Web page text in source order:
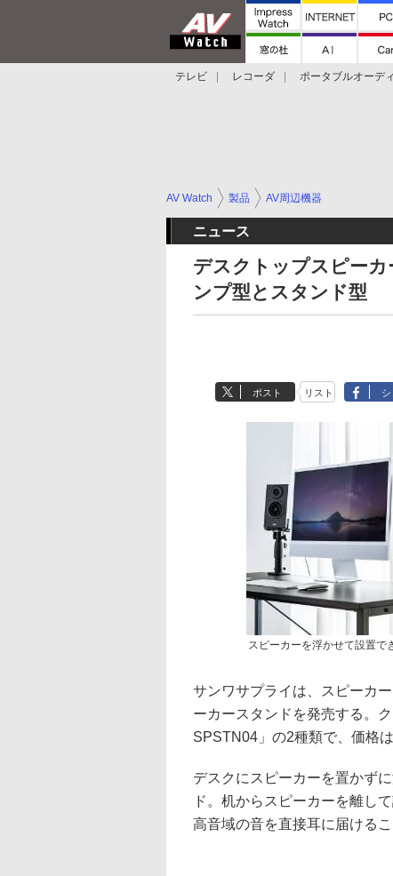
テレビ レコーダ ポータブルオーデ
AV Watch 製品 AV周辺機器
ニュース
デスクトップスピー
ンプ型とスタンド型
ポスト リスト シ
スピーカーを浮かせて設置で
サンワサプライは、スピーカ
ーカースタンドを発売する。
SPSTN04」の2種類で、価格
デスクにスピーカーを置かず
ド。机からスピーカーを離し
高音域の音を直接耳に届ける